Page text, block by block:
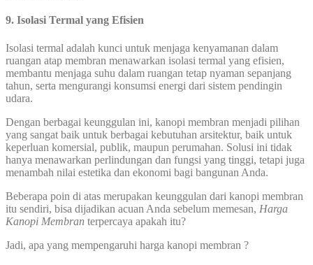
9. Isolasi Termal yang Efisien
Isolasi termal adalah kunci untuk menjaga kenyamanan dalam
ruangan atap membran menawarkan isolasi termal yang efisien,
membantu menjaga suhu dalam ruangan tetap nyaman sepanjang
tahun, serta mengurangi konsumsi energi dari sistem pendingin
udara.
Dengan berbagai keunggulan ini, kanopi membran menjadi pilihan
yang sangat baik untuk berbagai kebutuhan arsitektur, baik untuk
keperluan komersial, publik, maupun perumahan. Solusi ini tidak
hanya menawarkan perlindungan dan fungsi yang tinggi, tetapi juga
menambah nilai estetika dan ekonomi bagi bangunan Anda.
Beberapa poin di atas merupakan keunggulan dari kanopi membran
itu sendiri, bisa dijadikan acuan Anda sebelum memesan, Harga
Kanopi Membran terpercaya apakah itu?
Jadi, apa yang mempengaruhi harga kanopi membran ?